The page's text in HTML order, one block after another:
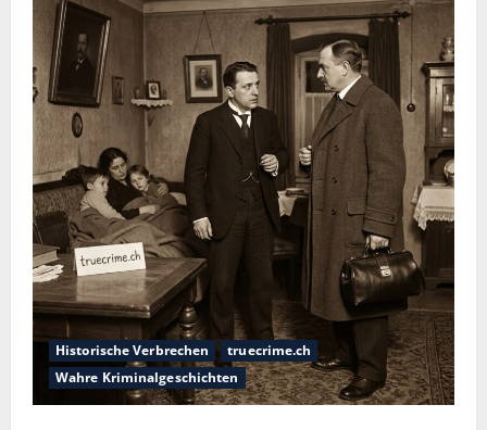
Historische Verbrechen
truecrime.ch
Wahre Kriminalgeschichten